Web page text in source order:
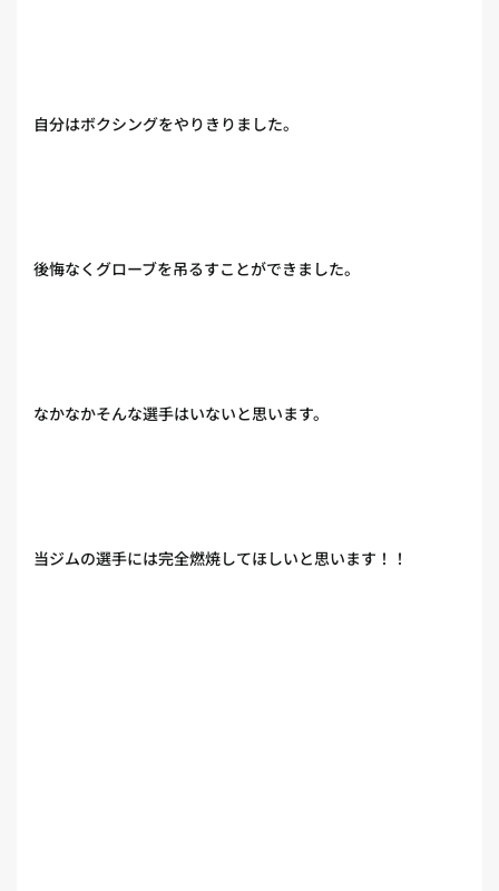
自分はボクシングをやりきりました。
後悔なくグローブを吊るすことができました。
なかなかそんな選手はいないと思います。
当ジムの選手には完全燃焼してほしいと思います！！